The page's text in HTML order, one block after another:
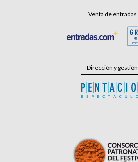
Venta de entradas
Dirección y gestión